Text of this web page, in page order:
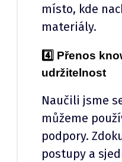
místo, kde
materiály.
4️⃣ Přenos
udržitelnost
Naučili jsme
můžeme
podpory.
postupy a